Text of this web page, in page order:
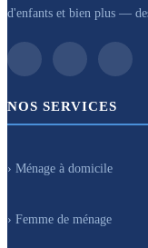
d'enfants et bien plus —
NOS SERVICES
› Ménage à domicile
› Femme de ménage